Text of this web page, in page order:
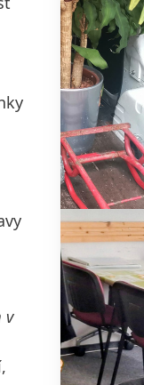
lepšiu
Spoločne.
VIAC INFORMÁCIÍ
v